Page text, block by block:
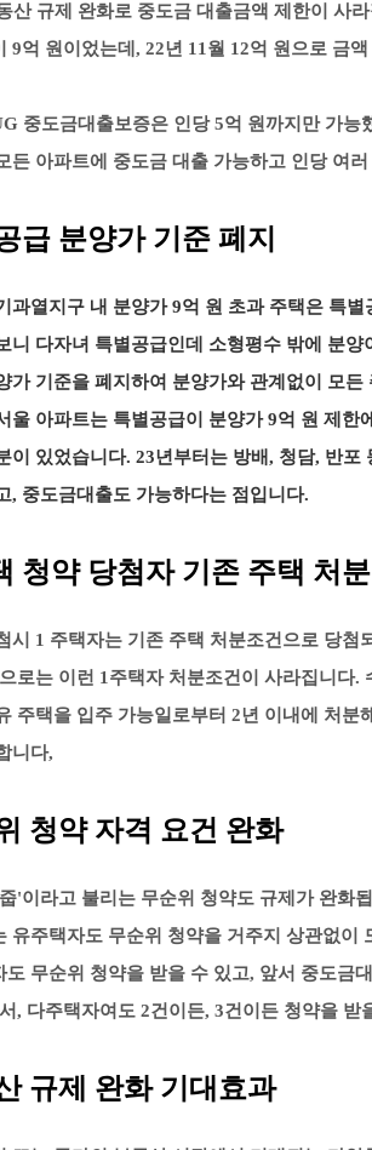
산 규제 완화로 중도금 대출금액 제한이 사
9억 원이었는데, 22년 11월 12억 원으로 금
중도금대출보증은 인당 5억 원까지만 가
든 아파트에 중도금 대출 가능하고 인당 여
급 분양가 기준 폐지
과열지구 내 분양가 9억 원 초과 주택은 특
니 다자녀 특별공급인데 소형평수 밖에 분
가 기준을 폐지하여 분양가와 관계없이 모
울 아파트는 특별공급이 분양가 9억 원 제
이 있었습니다. 23년부터는 방배, 청담, 반
, 중도금대출도 가능하다는 점입니다.
청약 당첨자 기존 주택 처
시 1 주택자는 기존 주택 처분조건으로 당
로는 이런 1주택자 처분조건이 사라집니다
주택을 입주 가능일로부터 2년 이내에 처
니다,
청약 자격 요건 완화
'이라고 불리는 무순위 청약도 규제가 완화
유주택자도 무순위 청약을 거주지 상관없이
도 무순위 청약을 받을 수 있고, 앞서 중도금
, 다주택자여도 2건이든, 3건이든 청약을
규제 완화 기대효과